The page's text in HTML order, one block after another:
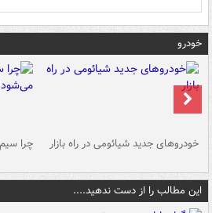
خودرو
خودروهای جدید شیائومی در راه بازار چرا
این مطالب را از دست ندهید....